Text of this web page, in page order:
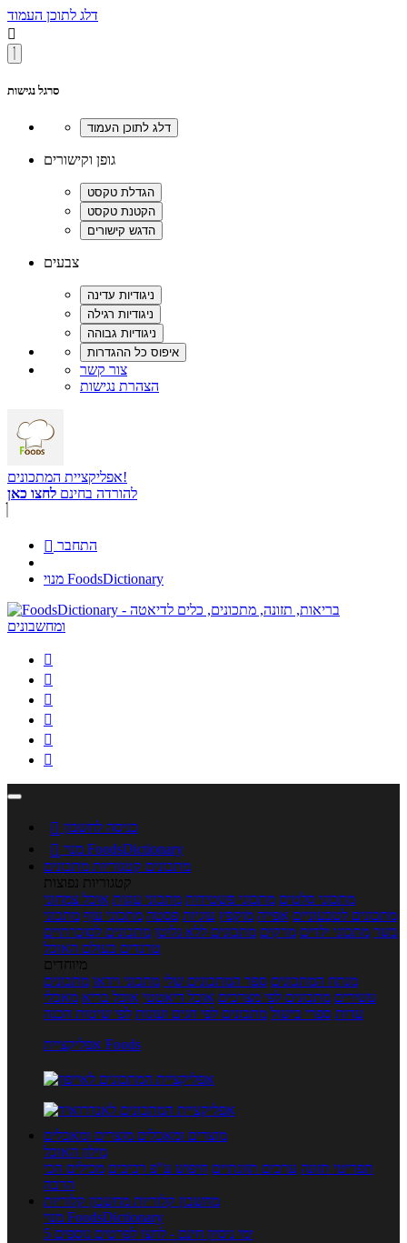
דלג לתוכן העמוד

סרגל נגישות
גופן וקישורים
צבעים
צור קשר
הצהרת נגישות
אפליקציית המתכונים!
להורדה בחינם לחצו כאן
 התחבר
מנוי FoodsDictionary






 כניסה לחשבון

מנוי FoodsDictionary
מתכונים קטגוריות מתכונים
קטגוריות נפוצות
מתכוני סלטים מתכוני פשטידות מתכוני עוגות אוכל צמחוני
מתכונים לטבעוניים אפייה מוקפץ עוגיות פסטה מתכוני עוף מתכוני
בשר מתכוני ילדים מרקים מתכונים ללא גלוטן מתכונים לסוכרתיים
טרנדים בעולם האוכל
מיוחדים
מנתח המתכונים ספר המתכונים שלי מתכוני וידאו מתכונים
עשירים מתכונים לפי מצרכים אוכל דיאטטי אוכל בריא מאכלי
עדות ספרי בישול מתכונים לפי חגים ועונות לפי שיטות הכנה
אפליקציית Foods
מוצרים ומאכלים מוצרים ומאכלים
מילון האוכל
תפריטי תזונה ערכים תזונתיים חיפוש ע"פ רכיבים מכילים הכי
הרבה
מחשבון קלוריות מחשבון קלוריות
מנוי FoodsDictionary
5 ימי ניסיון חינם - לחצו לפרטים נוספים